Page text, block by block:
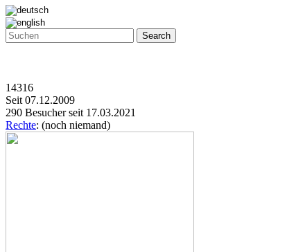
Search
14316
Seit 07.12.2009
290 Besucher seit 17.03.2021
Rechte: (noch niemand)